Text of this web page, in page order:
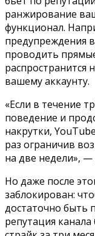
ранжирование
функционал.
предупреждения
проводить
распространится
вашему аккаунту.
«Если в течение
поведение и
накрутки,
раз ограничив
на две недели»,
Но даже после
заблокирован:
достаточно быть
репутация